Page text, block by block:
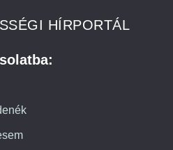
HÍRPORTÁL